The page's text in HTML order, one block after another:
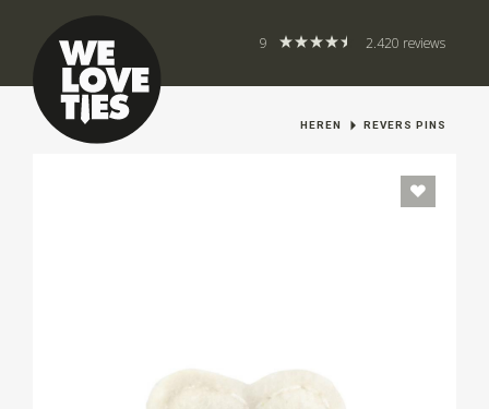
9 2.420 reviews
HEREN REVERS PINS